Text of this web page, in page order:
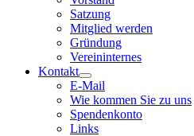
Satzung
Mitglied werden
Gründung
Vereininternes
Kontakt
E-Mail
Wie kommen Sie zu uns
Spendenkonto
Links